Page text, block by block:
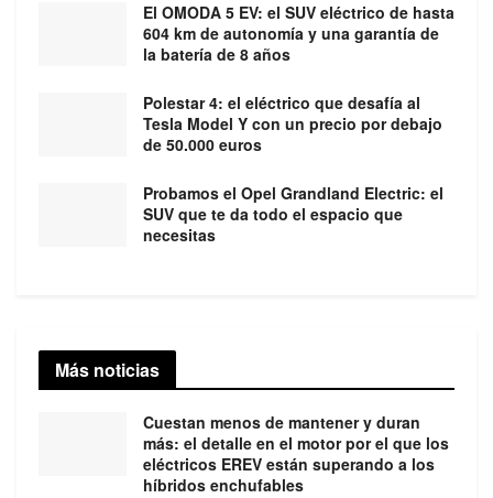
El OMODA 5 EV: el SUV eléctrico de hasta
604 km de autonomía y una garantía de
la batería de 8 años
Polestar 4: el eléctrico que desafía al
Tesla Model Y con un precio por debajo
de 50.000 euros
Probamos el Opel Grandland Electric: el
SUV que te da todo el espacio que
necesitas
Más noticias
Cuestan menos de mantener y duran
más: el detalle en el motor por el que los
eléctricos EREV están superando a los
híbridos enchufables